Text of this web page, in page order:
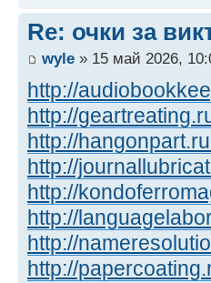
Re: очки за
wyle » 15 май 2026,
http://
http://
http://hangonpart.ru
http://
http://
http://
http://
http://